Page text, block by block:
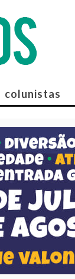
colunistas